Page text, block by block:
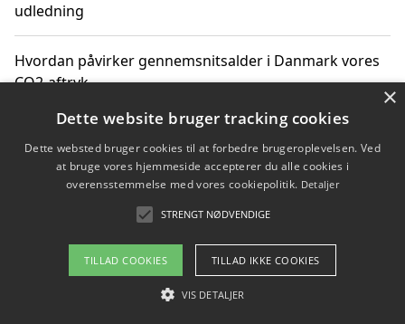
udledning
Hvordan påvirker gennemsnitsalder i Danmark vores
CO2-aftryk
Hvordan nyheder om CO2-udledning påvirker vores
hverdag
Om / kontakt
Blog Betingelser
×
Dette website bruger tracking cookies
Dette websted bruger cookies til at forbedre brugeroplevelsen. Ved
at bruge vores hjemmeside accepterer du alle cookies i
overensstemmelse med vores cookiepolitik. Detaljer
STRENGT NØDVENDIGE
TILLAD COOKIES TILLAD IKKE COOKIES
VIS DETALJER